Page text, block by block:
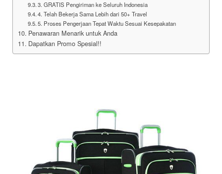
3. GRATIS Pengiriman ke Seluruh Indonesia
4. Telah Bekerja Sama Lebih dari 50+ Travel
5. Proses Pengerjaan Tepat Waktu Sesuai Kesepakatan
Penawaran Menarik untuk Anda
Dapatkan Promo Spesial!!